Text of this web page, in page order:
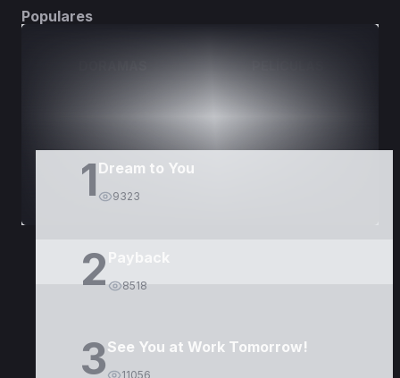
Populares
1 Dream to You
9323
2 8518
3See You at Work Tomorrow!
11056